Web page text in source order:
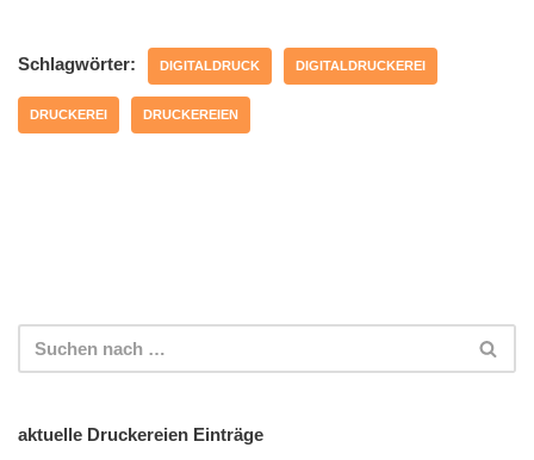
Schlagwörter: DIGITALDRUCK DIGITALDRUCKEREI
DRUCKEREI DRUCKEREIEN
aktuelle Druckereien Einträge